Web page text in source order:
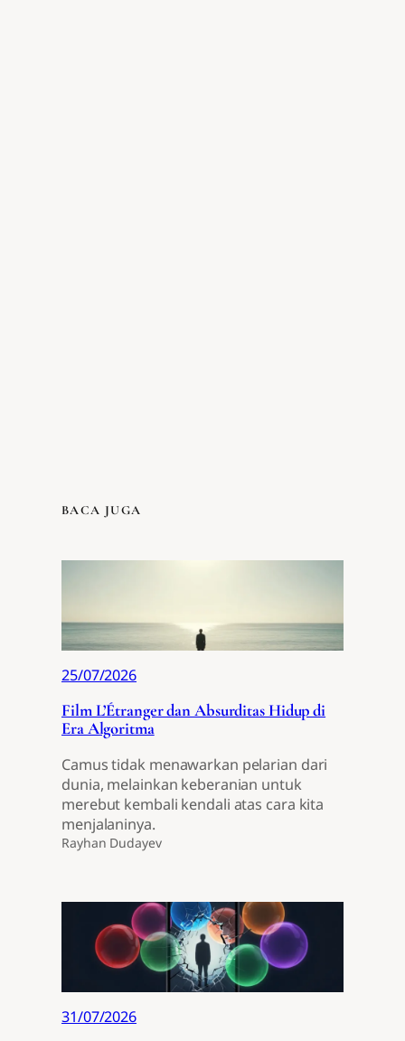
BACA JUGA
25/07/2026
Film L’Étranger dan Absurditas Hidup di
Era Algoritma
Camus tidak menawarkan pelarian dari
dunia, melainkan keberanian untuk
merebut kembali kendali atas cara kita
menjalaninya.
Rayhan Dudayev
31/07/2026